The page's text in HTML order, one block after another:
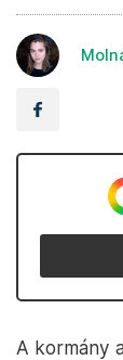
A kormány